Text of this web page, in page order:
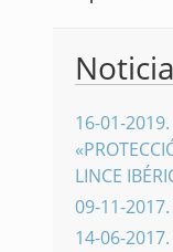
16-01-2019.
LINCE
09-11-2017.
14-06-2017.